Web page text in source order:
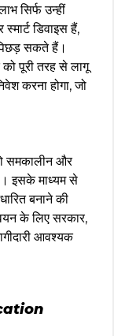
सिर्फ उन्हीं
डिवाइस हैं,
सकते हैं।
को पूरी तरह से लागू
करना होगा, जो
समकालीन और
इसके माध्यम से
बनाने की
के लिए सरकार,
आवश्यक